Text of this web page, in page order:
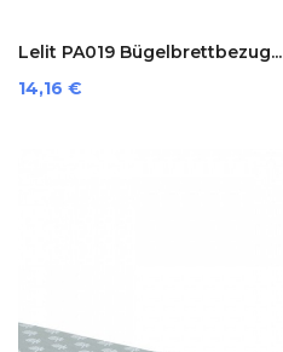
Lelit PA019 Bügelbrettbezug...
Preis
14,16 €